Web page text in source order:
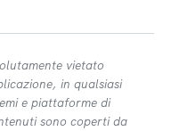
vietato
in qualsiasi
e piattaforme di
sono coperti da